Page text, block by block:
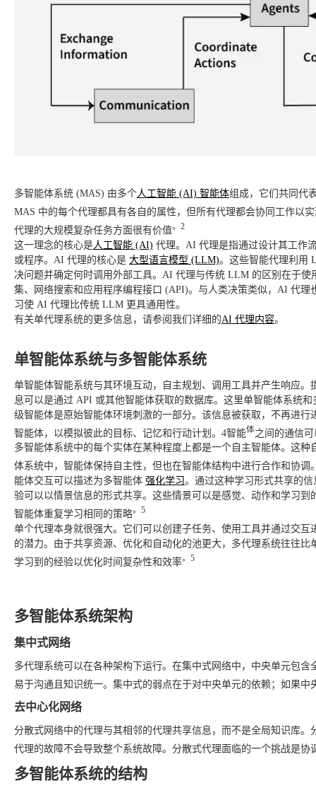
多智能体系统 (MAS) 由多个人工智能 (AI) 智能体组成，它们共同代
MAS 中的每个代理都具有各自的属性，但所有代理都会协同工作以
代理的大规模复杂任务方面很有价值。2
这一理念的核心是人工智能 (AI) 代理。AI 代理是指通过设计其工作
或程序。AI 代理的核心是 大型语言模型 (LLM)。这些智能代理利用
决问题并确定何时调用外部工具。AI 代理与传统 LLM 的区别在于
集、网络搜索和应用程序编程接口 (API)。与人类决策类似，AI 代
习使 AI 代理比传统 LLM 更具通用性。
有关单代理系统的更多信息，请参阅我们详细的AI 代理内容。
单智能体系统与多智能体系统
单智能体智能系统与其环境互动，自主规划、调用工具并产生响应
息可以是通过 API 或其他智能体获取的数据库。这里单智能体系统
级智能体是原始智能体环境刺激的一部分。该信息被获取，不再进
智能体，以模拟彼此的目标、记忆和行动计划。4智能体之间的通信
多智能体系统中的每个实体在某种程度上都是一个自主智能体。这
体系统中，智能体保持自主性，但也在智能体结构中进行合作和协调
能体交互可以描述为多智能体 强化学习。通过这种学习形式共享的
验可以以情景信息的形式共享。这些情景可以是感觉、动作和学习
智能体重复学习相同的策略。5
单个代理本身就很强大。它们可以创建子任务、使用工具并通过交
的潜力。由于共享资源、优化和自动化的池更大，多代理系统往往
学习到的经验以优化时间复杂性和效率。5
多智能体系统架构
集中式网络
多代理系统可以在各种架构下运行。在集中式网络中，中央单元包
易于沟通且知识统一。集中式的弱点在于对中央单元的依赖；如果
去中心化网络
分散式网络中的代理与其相邻的代理共享信息，而不是全局知识库
代理的故障不会导致整个系统故障。分散式代理面临的一个挑战是协
多智能体系统的结构